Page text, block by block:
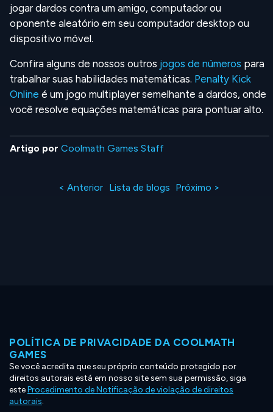
jogar dardos contra um amigo, computador ou
oponente aleatório em seu computador desktop ou
dispositivo móvel.
Confira alguns de nossos outros jogos de números para
trabalhar suas habilidades matemáticas. Penalty Kick
Online é um jogo multiplayer semelhante a dardos, onde
você resolve equações matemáticas para pontuar alto.
Artigo por Coolmath Games Staff
< Anterior Lista de blogs Próximo >
POLÍTICA DE PRIVACIDADE DA COOLMATH
GAMES
Se você acredita que seu próprio conteúdo protegido por
direitos autorais está em nosso site sem sua permissão, siga
esteProcedimento de Notificação de violação de direitos
autorais.